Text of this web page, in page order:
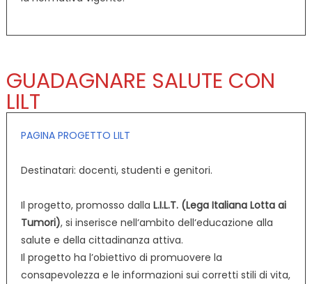
GUADAGNARE SALUTE CON
LILT
PAGINA PROGETTO LILT
Destinatari: docenti, studenti e genitori.
Il progetto, promosso dalla L.I.L.T. (Lega Italiana Lotta ai
Tumori), si inserisce nell‘ambito dell‘educazione alla
salute e della cittadinanza attiva.
Il progetto ha l’obiettivo di promuovere la
consapevolezza e le informazioni sui corretti stili di vita,